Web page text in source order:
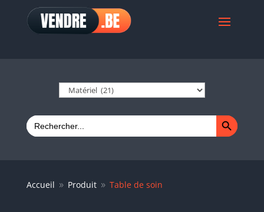
Search
for:
Search Button
Accueil 9 Produit 9 Table de soin